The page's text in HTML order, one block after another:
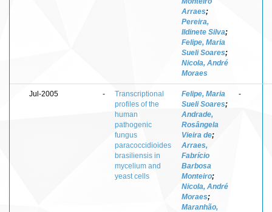
Arraes;
Pereira,
Ildinete Silva;
Felipe, Maria
Sueli Soares;
Nicola, André
Moraes
Jul-2005 -
Transcriptional
profiles of the
human
pathogenic
fungus
paracoccidioides
brasiliensis in
mycelium and
yeast cells
Felipe, Maria
Sueli Soares;
Andrade,
Rosângela
Vieira de;
Arraes,
Fabrício
Barbosa
Monteiro;
Nicola, André
Moraes;
Maranhão,
-